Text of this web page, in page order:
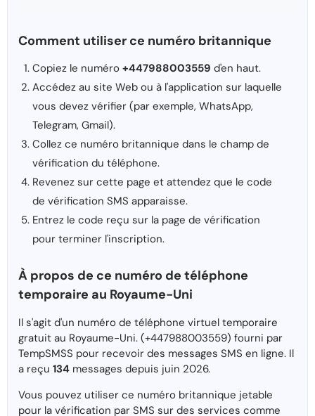
Comment utiliser ce numéro britannique
Copiez le numéro +447988003559 d'en haut.
Accédez au site Web ou à l'application sur laquelle
vous devez vérifier (par exemple, WhatsApp,
Telegram, Gmail).
Collez ce numéro britannique dans le champ de
vérification du téléphone.
Revenez sur cette page et attendez que le code
de vérification SMS apparaisse.
Entrez le code reçu sur la page de vérification
pour terminer l'inscription.
À propos de ce numéro de téléphone
temporaire au Royaume-Uni
Il s'agit d'un numéro de téléphone virtuel temporaire
gratuit au Royaume-Uni. (+447988003559) fourni par
TempSMSS pour recevoir des messages SMS en ligne. Il
a reçu 134 messages depuis juin 2026.
Vous pouvez utiliser ce numéro britannique jetable
pour la vérification par SMS sur des services comme